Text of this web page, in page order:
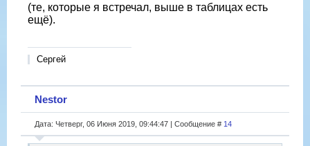
(те, которые я встречал, выше в таблицах есть
ещё).
Сергей
Nestor
Дата: Четверг, 06 Июня 2019, 09:44:47 | Сообщение # 14